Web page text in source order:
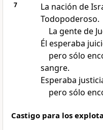
7
La nación de
Todopoderoso.
La gente de
Él esperaba
pero sólo
sangre.
Esperaba
pero sólo
Castigo para los